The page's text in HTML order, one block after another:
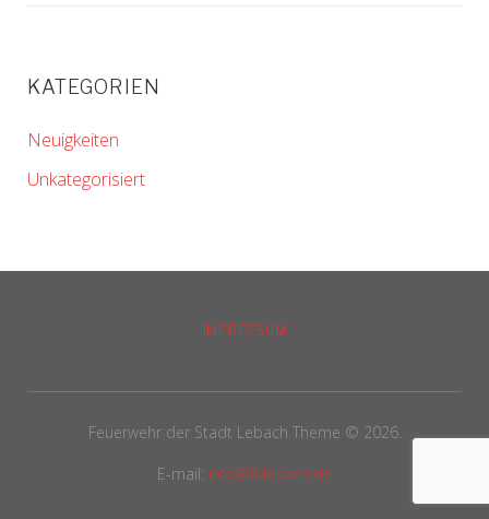
KATEGORIEN
Neuigkeiten
Unkategorisiert
IMPRESSUM
Feuerwehr der Stadt Lebach Theme © 2026.
E-mail: info@ff-lebach.de